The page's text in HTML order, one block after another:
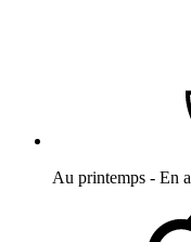
Au printemps - En